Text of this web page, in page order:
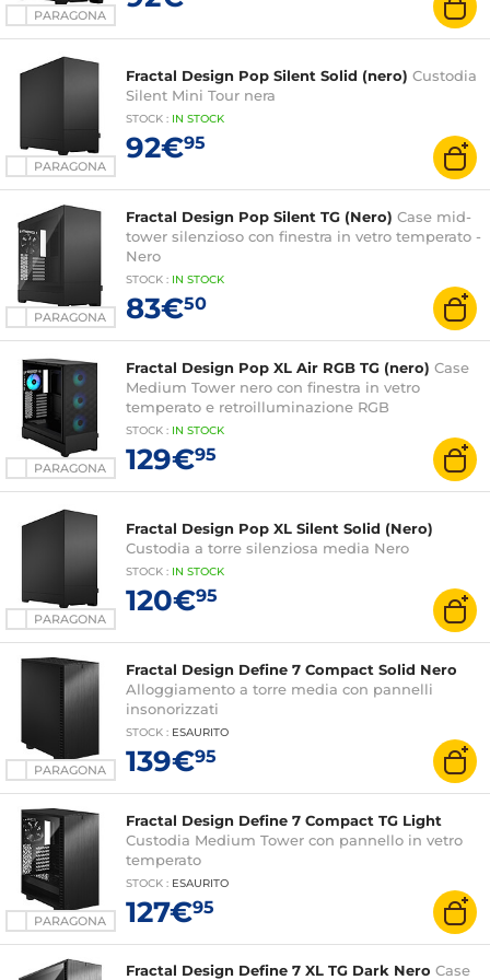
PARAGONA
PARAGONA
Fractal Design Pop Silent Solid (nero) Custodia
Silent Mini Tour nera
STOCK : IN STOCK
92€95
PARAGONA
Fractal Design Pop Silent TG (Nero) Case mid-
tower silenzioso con finestra in vetro temperato -
Nero
STOCK : IN STOCK
83€50
PARAGONA
Fractal Design Pop XL Air RGB TG (nero) Case
Medium Tower nero con finestra in vetro
temperato e retroilluminazione RGB
STOCK : IN STOCK
129€95
PARAGONA
Fractal Design Pop XL Silent Solid (Nero)
Custodia a torre silenziosa media Nero
STOCK : IN STOCK
120€95
PARAGONA
Fractal Design Define 7 Compact Solid Nero
Alloggiamento a torre media con pannelli
insonorizzati
STOCK : ESAURITO
139€95
PARAGONA
Fractal Design Define 7 Compact TG Light
Custodia Medium Tower con pannello in vetro
temperato
STOCK : ESAURITO
127€95
Fractal Design Define 7 XL TG Dark Nero Case